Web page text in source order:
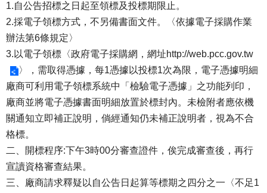
1.自公告招標之日起至領標及投標期限止。
2.採電子領標方式，不另備書面文件。〈依據電子採購作業
辦法第6條規定〉
3.以電子領標〈政府電子採購網，網址http://web.pcc.gov.tw
〉，需取得憑據，每1憑據以投標1次為限，電子憑據明細
廠商可利用電子領標系統中「檢驗電子憑據」之功能列印，
廠商並將電子憑據書面明細放置於標封內。未檢附者應依機
關通知立即補正說明，倘經通知仍未補正說明者，視為不合
格標。
二、開標程序:下午3時00分審查證件，俟完成審查後，再行
宣讀資格審查結果。
三、廠商請求釋疑以自公告日起算等標期之四分之一〈不足1